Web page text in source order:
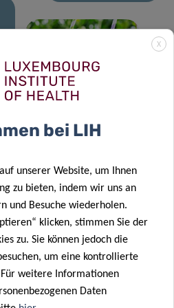
21 Juli 2022
Hot Off the
Luxemburg
erweitert
interkontinentale
Reichweite im
Bereich
HealthTech
X
bei LIH
unserer Website, um Ihnen
zu bieten, indem wir uns an
und Besuche wiederholen.
klicken, stimmen Sie der
zu. Sie können jedoch die
um eine kontrollierte
weitere Informationen
Daten